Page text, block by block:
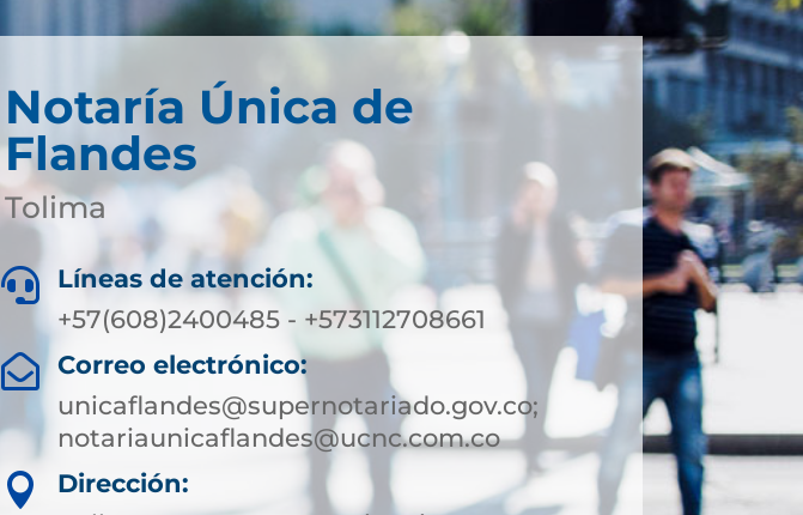
Notaría Única de
Flandes
Tolima

Líneas de atención:
+57(608)2400485 - +573112708661

Correo electrónico:
unicaflandes@supernotariado.gov.co;
notariaunicaflandes@ucnc.com.co

Dirección: